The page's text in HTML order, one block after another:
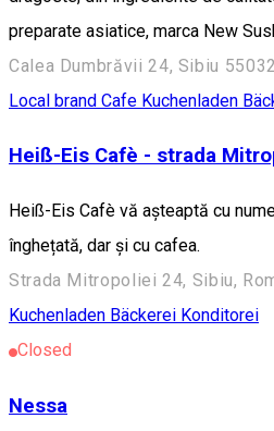
preparate asiatice, marca New
Calea Dumbrăvii 24, Sibiu
Local brand Cafe Kuchenladen
Heiß-Eis Cafè - strada
Heiß-Eis Cafè vă așteaptă cu
înghețată, dar și cu cafea.
Strada Mitropoliei 24, Sibiu,
Kuchenladen Bäckerei Konditorei
Closed
Nessa